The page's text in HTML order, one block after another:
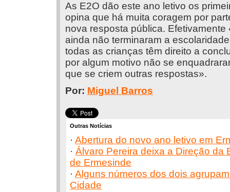
As E2O dão este ano letivo os
opina que há muita coragem por
nova resposta pública.
ainda não terminaram a
todas as crianças têm direito a
por algum motivo não se
que se criem outras respostas».
Por: Miguel Barros
Outras Notícias
· Abertura do novo ano letivo em
· Álvaro Pereira deixa a Direção da
de Ermesinde
· Alguns números dos dois
Cidade